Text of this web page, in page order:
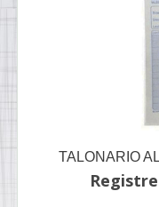
TALONARIO